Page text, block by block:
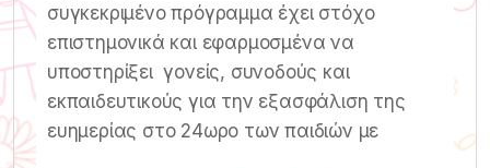
συγκεκριμένο πρόγραμμα έχει στόχο
επιστημονικά και εφαρμοσμένα να
υποστηρίξει γονείς, συνοδούς και
εκπαιδευτικούς για την εξασφάλιση της
ευημερίας στο 24ωρο των παιδιών με